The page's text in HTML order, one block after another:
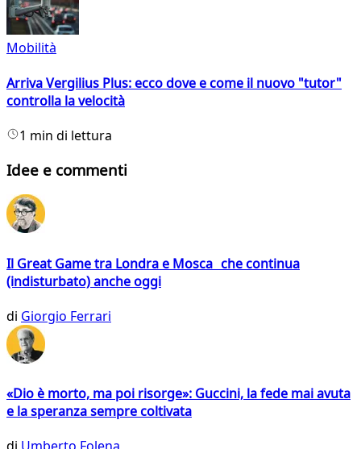
Mobilità
Arriva Vergilius Plus: ecco dove e come il nuovo "tutor"
controlla la velocità
1 min di lettura
Idee e commenti
Il Great Game tra Londra e Mosca che continua
(indisturbato) anche oggi
di Giorgio Ferrari
«Dio è morto, ma poi risorge»: Guccini, la fede mai avuta
e la speranza sempre coltivata